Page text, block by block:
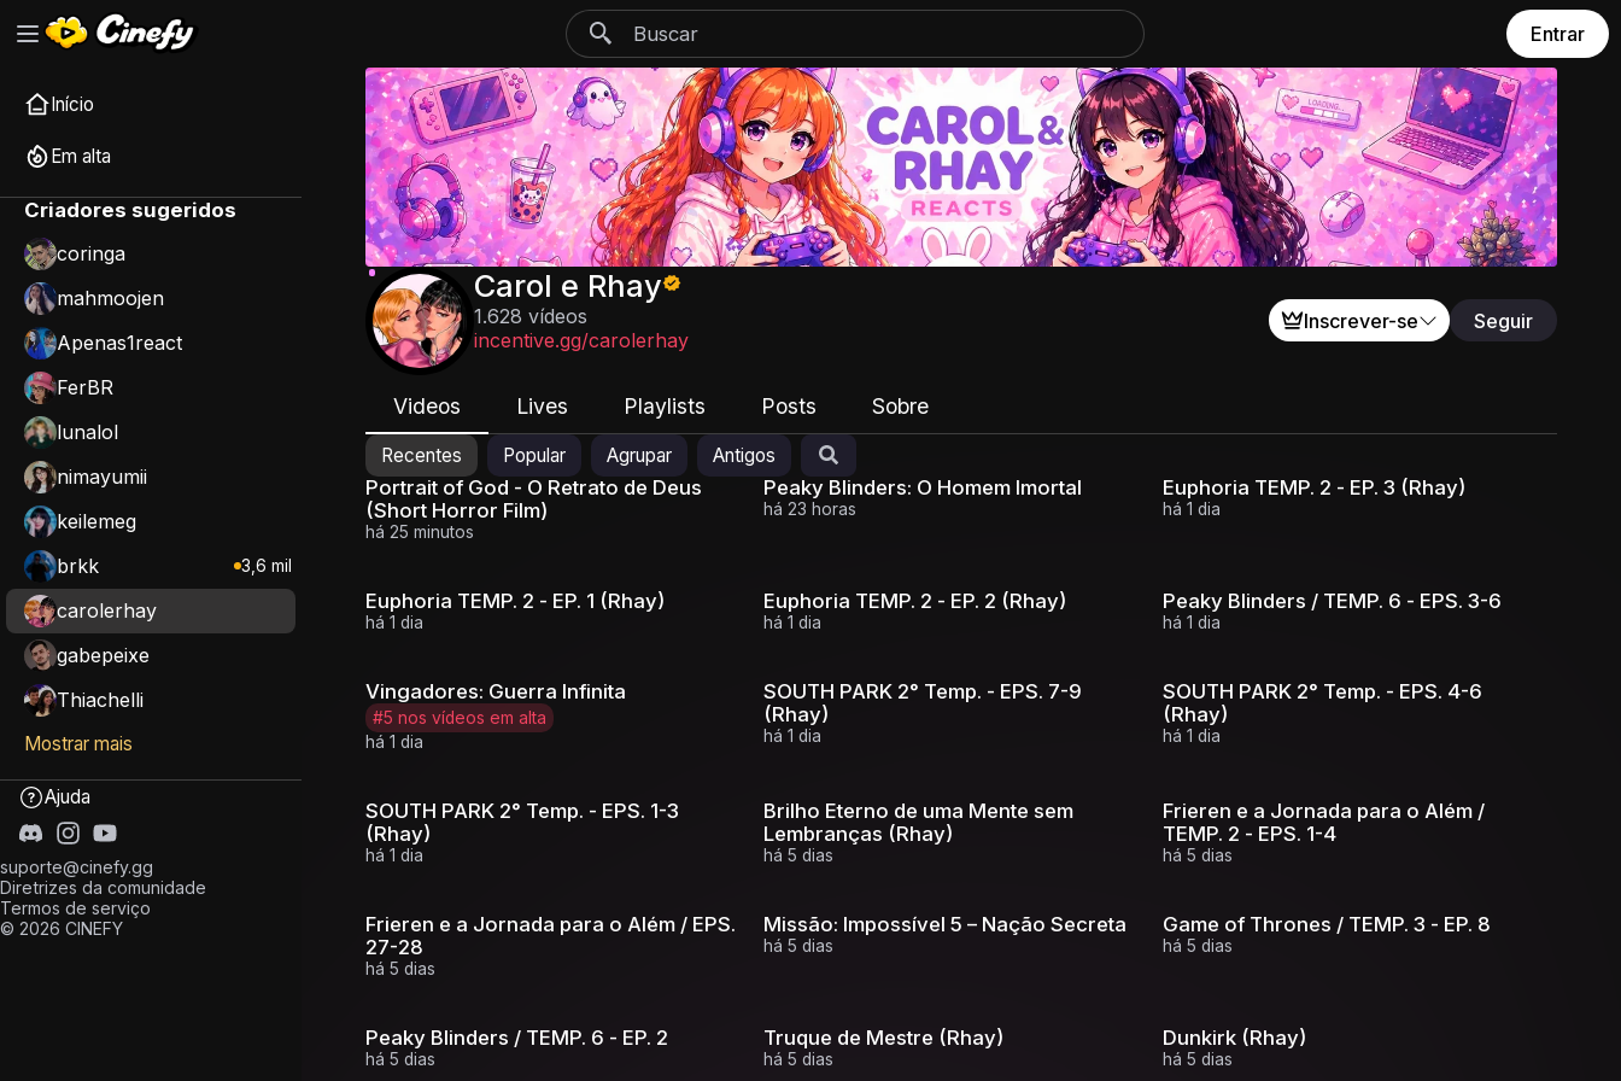
Entrar
Início
Em alta
Criadores sugeridos
coringa
mahmoojen
Apenas1react
FerBR
lunalol
nimayumii
keilemeg
brkk
3,6 mil
carolerhay
gabepeixe
Thiachelli
Mostrar mais
Ajuda
suporte@cinefy.gg
Diretrizes da comunidade
Termos de serviço
© 2026 CINEFY
Carol e Rhay
1.628 vídeos
incentive.gg/carolerhay
Inscrever-se Seguir
Videos Lives Playlists Posts Sobre
Recentes Popular Agrupar Antigos
Portrait of God - O Retrato de Deus
(Short Horror Film)
há 25 minutos
Peaky Blinders: O Homem Imortal
há 23 horas
Euphoria TEMP. 2 - EP. 3 (Rhay)
há 1 dia
Euphoria TEMP. 2 - EP. 1 (Rhay)
há 1 dia
Euphoria TEMP. 2 - EP. 2 (Rhay)
há 1 dia
Peaky Blinders / TEMP. 6 - EPS. 3-6
há 1 dia
Vingadores: Guerra Infinita
#5 nos vídeos em alta
há 1 dia
SOUTH PARK 2° Temp. - EPS. 7-9
(Rhay)
há 1 dia
SOUTH PARK 2° Temp. - EPS. 4-6
(Rhay)
há 1 dia
SOUTH PARK 2° Temp. - EPS. 1-3
(Rhay)
há 1 dia
Brilho Eterno de uma Mente sem
Lembranças (Rhay)
há 5 dias
Frieren e a Jornada para o Além /
TEMP. 2 - EPS. 1-4
há 5 dias
Frieren e a Jornada para o Além / EPS.
27-28
há 5 dias
Missão: Impossível 5 – Nação Secreta
há 5 dias
Game of Thrones / TEMP. 3 - EP. 8
há 5 dias
Peaky Blinders / TEMP. 6 - EP. 2
há 5 dias
Truque de Mestre (Rhay)
há 5 dias
Dunkirk (Rhay)
há 5 dias